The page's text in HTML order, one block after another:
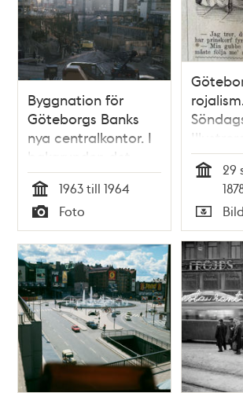
Byggnation för
Göteborgs Banks
nya centralkontor. I
bakgrunden det
blivande Sergels
torg. T.h. parti av
fjärde och femte
Hötorgshuset
Tid
1963 till 1964
Typ
Foto
Skämt,
Satir,
29
Typ